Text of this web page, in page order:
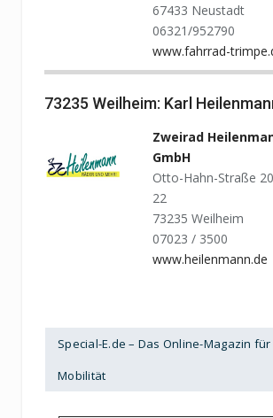
67433 Neustadt
06321/952790
www.fahrrad-
73235 Weilheim: Karl
Zweirad
GmbH
Otto-Hahn-Straße
22
73235 Weilheim
07023 / 3500
www.heilenmann.de
Special-E.de – Das Online-Magazin
Mobilität